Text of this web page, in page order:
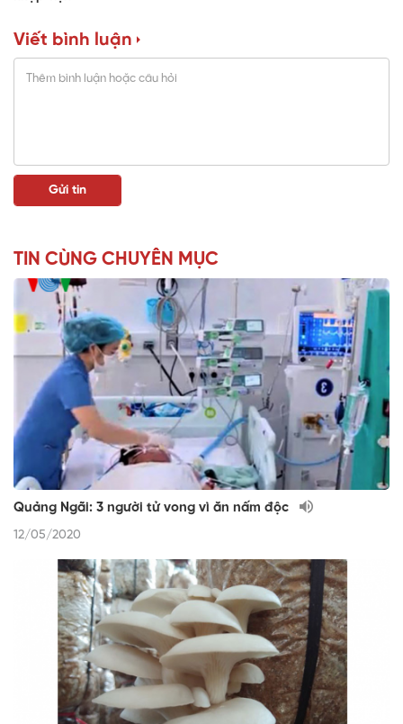
Viết bình luận
TIN CÙNG CHUYÊN MỤC
Quảng Ngãi: 3 người tử vong vì ăn nấm độc
12/05/2020